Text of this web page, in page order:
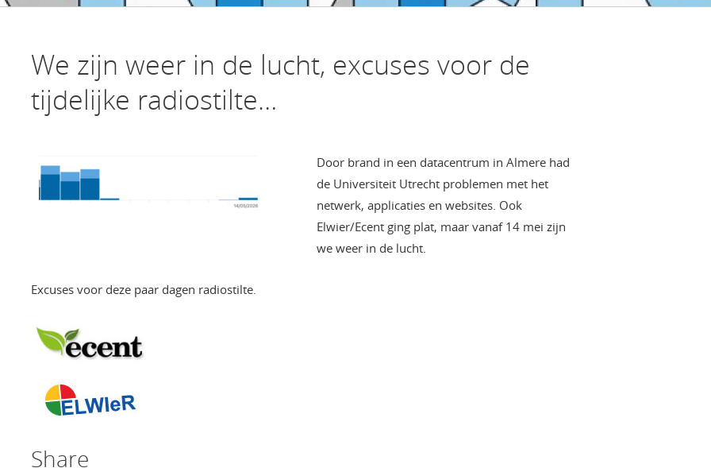
We zijn weer in de lucht, excuses voor de
tijdelijke radiostilte…
Door brand in een datacentrum in Almere had
de Universiteit Utrecht problemen met het
netwerk, applicaties en websites. Ook
Elwier/Ecent ging plat, maar vanaf 14 mei zijn
we weer in de lucht.
Excuses voor deze paar dagen radiostilte.
Share